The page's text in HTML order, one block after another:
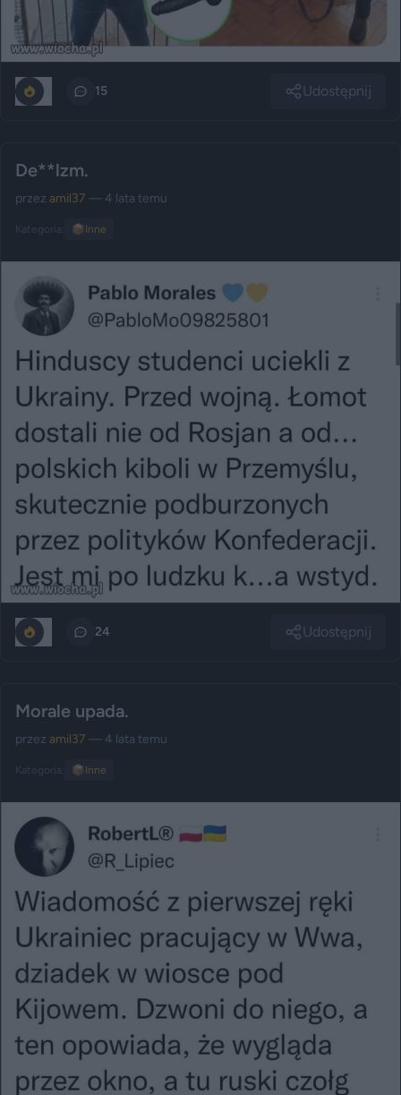
15 Udostępnij
De**lzm.
przez amil37 — 4 lata temu
Kategoria: 📦 Inne
24 Udostępnij
Morale upada.
przez amil37 — 4 lata temu
Kategoria: 📦 Inne